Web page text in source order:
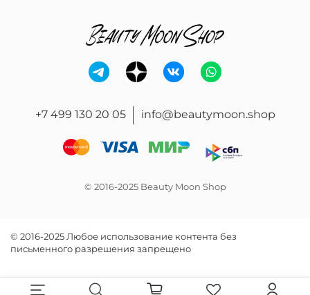
+7 499 130 20 05 info@beautymoon.shop
© 2016-2025 Beauty Moon Shop
© 2016-2025 Любое использование контента без
письменного разрешения запрещено